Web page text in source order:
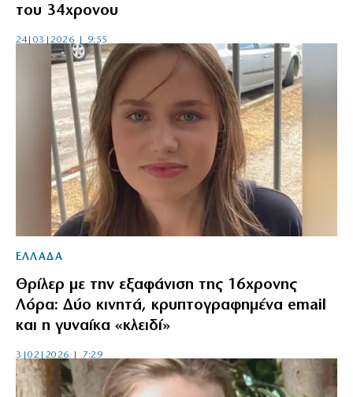
του 34χρονου
24|03|2026 | 9:55
ΕΛΛΑΔΑ
Θρίλερ με την εξαφάνιση της 16χρονης
Λόρα: Δύο κινητά, κρυπτογραφημένα email
και η γυναίκα «κλειδί»
3|02|2026 | 7:29